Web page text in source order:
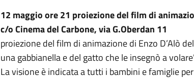
12 maggio ore 21 proiezione del film di
c/o Cinema del Carbone, via G.Oberdan 11
proiezione del film di animazione di Enzo D’Alò
una gabbianella e del gatto che le insegnò a
La visione è indicata a tutti i bambini e famiglie